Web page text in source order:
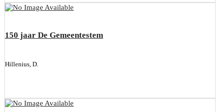
150 jaar De Gemeentestem
Hillenius, D.